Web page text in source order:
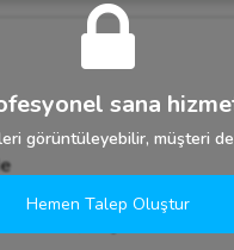
firmamız,
başarılarla dolu
sana
görüntüleyebilir, müşteri
Hemen Talep Oluştur